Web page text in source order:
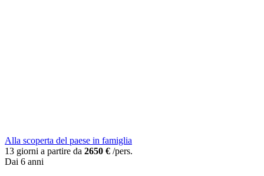
Alla scoperta del paese in famiglia
13 giorni a partire da 2650 € /pers.
Dai 6 anni